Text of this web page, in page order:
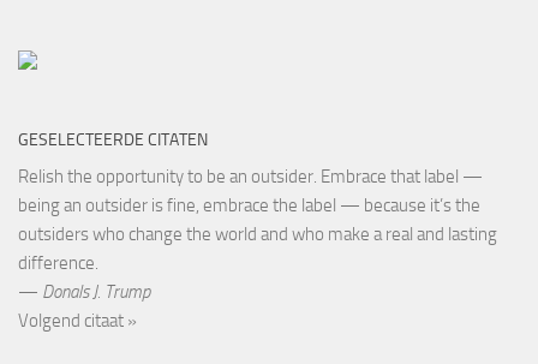
GESELECTEERDE CITATEN
Relish the opportunity to be an outsider. Embrace that label —
being an outsider is fine, embrace the label — because it’s the
outsiders who change the world and who make a real and lasting
difference.
— Donals J. Trump
Volgend citaat »